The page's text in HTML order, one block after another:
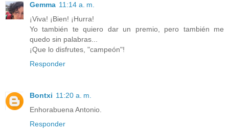
Gemma 11:14 a. m.
¡Viva! ¡Bien! ¡Hurra!
Yo también te quiero dar un premio, pero también me
quedo sin palabras...
¡Que lo disfrutes, "campeón"!
Responder
Bontxi 11:20 a. m.
Enhorabuena Antonio.
Responder